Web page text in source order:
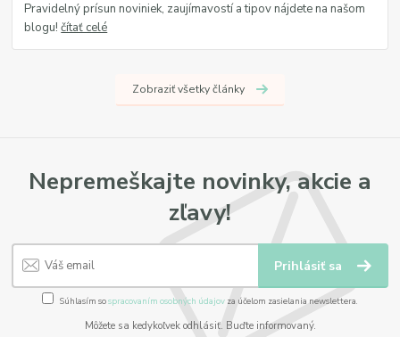
Pravidelný prísun noviniek, zaujímavostí a tipov nájdete na našom
blogu!čítať celé
Zobraziť všetky články
Nepremeškajte novinky, akcie a
zľavy!
Prihlásiť sa
Súhlasím sospracovaním osobných údajov za účelom zasielania newslettera.
Môžete sa kedykoľvek odhlásiť. Buďte informovaný.